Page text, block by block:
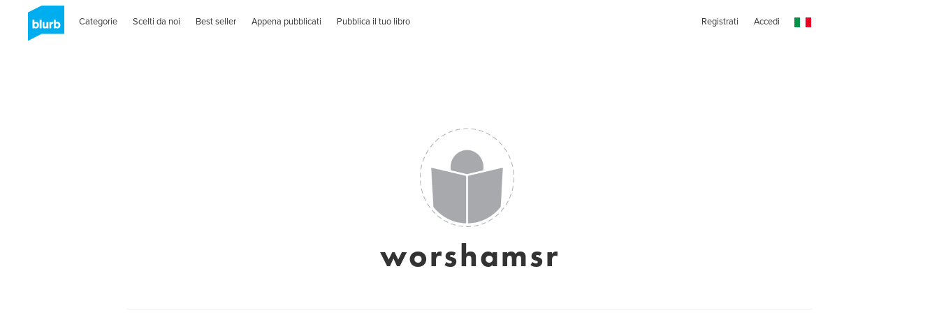
Categorie Scelti da noi Best seller Appena pubblicati Pubblica il tuo libro Registrati Accedi
worshamsr